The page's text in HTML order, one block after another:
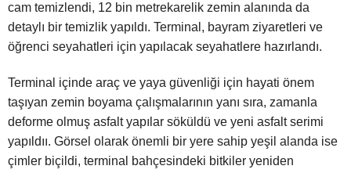
cam temizlendi, 12 bin metrekarelik zemin alanında da
detaylı bir temizlik yapıldı. Terminal, bayram ziyaretleri ve
öğrenci seyahatleri için yapılacak seyahatlere hazırlandı.
Terminal içinde araç ve yaya güvenliği için hayati önem
taşıyan zemin boyama çalışmalarının yanı sıra, zamanla
deforme olmuş asfalt yapılar söküldü ve yeni asfalt serimi
yapıldıı. Görsel olarak önemli bir yere sahip yeşil alanda ise
çimler biçildi, terminal bahçesindeki bitkiler yeniden